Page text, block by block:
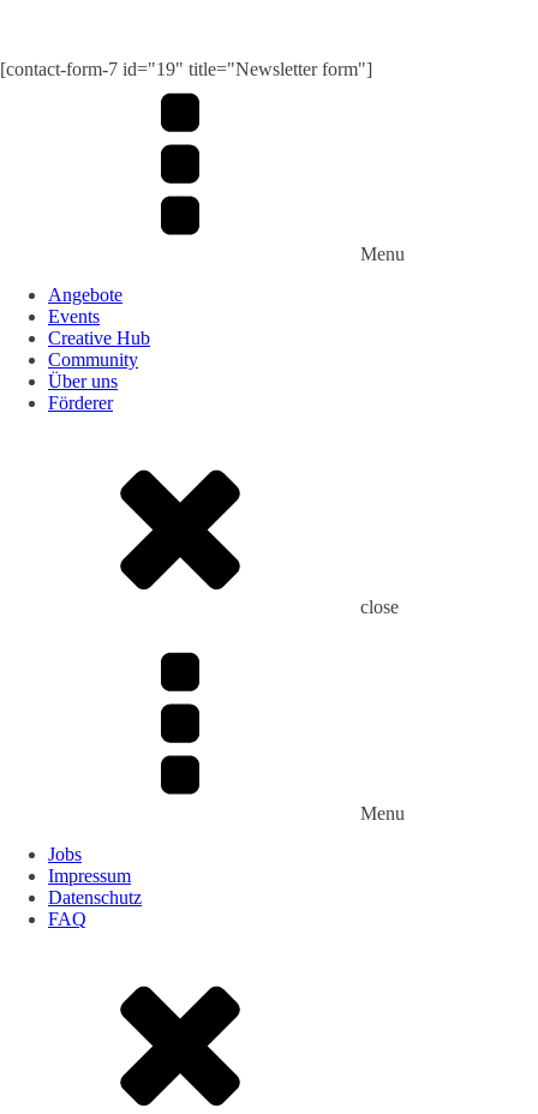
[contact-form-7 id="19" title="Newsletter form"]
Menu
Angebote
Events
Creative Hub
Community
Über uns
Förderer
close
Menu
Jobs
Impressum
Datenschutz
FAQ